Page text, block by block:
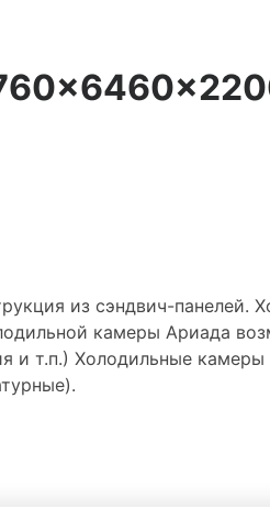
из сэндвич-панелей.
камеры Ариада
и т.п.) Холодильные